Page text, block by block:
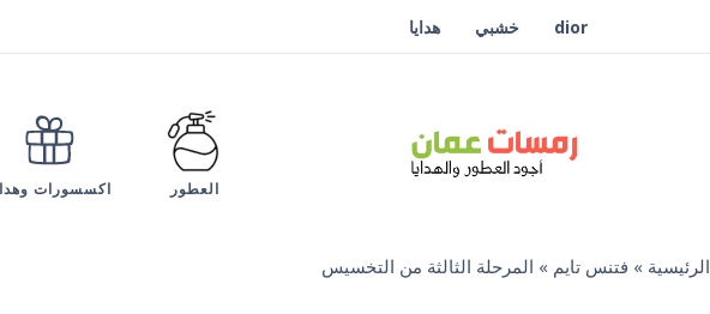
dior خشبي هدايا
العطور اكسسورات
الرئيسية » فتنس تايم » المرحلة الثالثة من التخسيس